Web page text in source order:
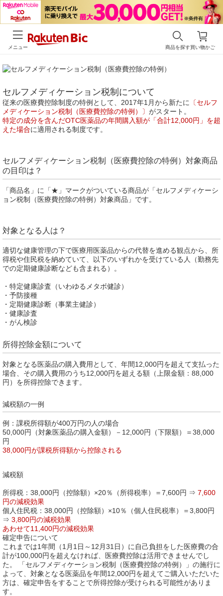
買い物かご
商品を探す
メニュー
セルフメディケーション税制について
従来の医療費控除制度の特例として、2017年1月から新たに
〔セルフ
メディケーション税制（医療費控除の特例）〕 がスタート。
特定の成分を含んだOTC医薬品の年間購入額が「合計12,000円」を超
えた場合に適用される制度です。
セルフメディケーション税制（医療費控除の特例）対象商品
の目印は？
「商品名」に「★」マークがついている商品が「セルフメディケーシ
ョン税制（医療費控除の特例）対象商品」です。
対象となる人は？
適切な健康管理の下で医療用医薬品からの代替を進める観点から、所
得税や住民税を納めていて、以下のいずれかを受けている人（勤務先
での定期健康診断なども含まれる）。
・特定健康診査（いわゆるメタボ健診）
・予防接種
・定期健康診断（事業主健診）
・健康診査
・がん検診
所得控除金額について
対象となる医薬品の購入費用として、年間12,000円を超えて支払った
場合、その購入費用のうち12,000円を超える額（上限金額：88,000
円）を所得控除できます。
減税額の一例
例：課税所得額が400万円の人の場合
50,000円（対象医薬品の購入金額）－12,000円（下限額）＝38,000
円
38,000円が課税所得額から控除される
減税額
所得税：38,000円（控除額）×20％（所得税率）＝7,600円 ⇒ 7,600
円の減税効果
個人住民税：38,000円（控除額）×10％（個人住民税率）＝3,800円
⇒ 3,800円の減税効果
あわせて11,400円の減税効果
確定申告について
これまでは1年間（1月1日～12月31日）に自己負担をした医療費の合
計が100,000円を超えなければ、医療費控除は活用できませんでし
た。 「セルフメディケーション税制（医療費控除の特例）」の施行に
よって、対象となる医薬品を年間12,000円を超えてご購入いただいた
方は、確定申告をすることで所得控除が受けられる可能性がありま
す。